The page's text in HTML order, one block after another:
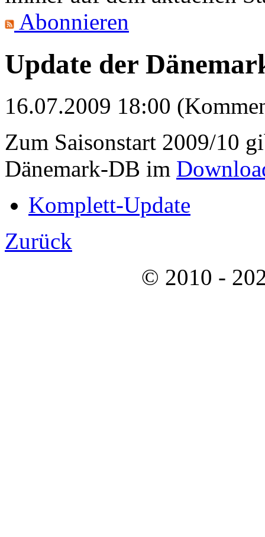
Abonnieren
Update der
16.07.2009 18:00
Zum Saisonstart 2009/10
Dänemark-DB im
Komplett-Update
Zurück
© 2010 -